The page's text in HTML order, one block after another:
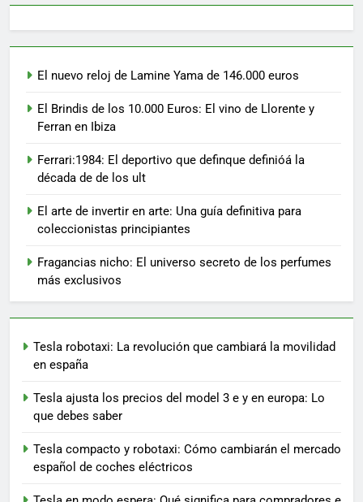
El nuevo reloj de Lamine Yama de 146.000 euros
El Brindis de los 10.000 Euros: El vino de Llorente y
Ferran en Ibiza
Ferrari:1984: El deportivo que definque definióá la
década de de los ult
El arte de invertir en arte: Una guía definitiva para
coleccionistas principiantes
Fragancias nicho: El universo secreto de los perfumes
más exclusivos
Tesla robotaxi: La revolución que cambiará la movilidad
en españa
Tesla ajusta los precios del model 3 e y en europa: Lo
que debes saber
Tesla compacto y robotaxi: Cómo cambiarán el mercado
español de coches eléctricos